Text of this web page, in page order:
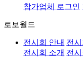
참가업체 로그인
로보월드
전시회 안내 전
전시회 소개 전